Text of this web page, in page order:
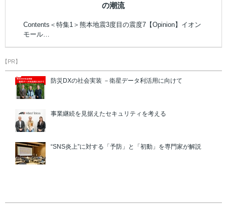
の潮流
Contents＜特集1＞熊本地震3度目の震度7【Opinion】イオン
モール…
【PR】
防災DXの社会実装 －衛星データ利活用に向けて
事業継続を見据えたセキュリティを考える
“SNS炎上”に対する「予防」と「初動」を専門家が解説